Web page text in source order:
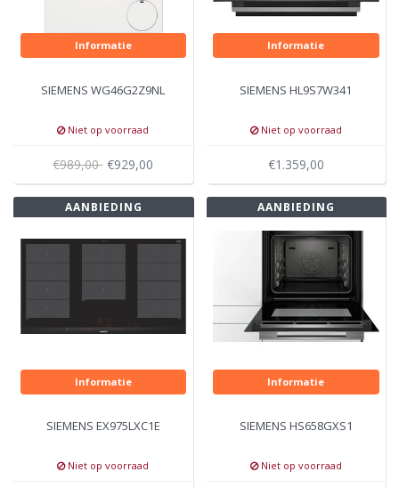
Informatie
SIEMENS WG46G2Z9NL
Niet op voorraad
€989,00 €929,00
Informatie
SIEMENS HL9S7W341
Niet op voorraad
€1.359,00
AANBIEDING
Informatie
SIEMENS EX975LXC1E
Niet op voorraad
AANBIEDING
Informatie
SIEMENS HS658GXS1
Niet op voorraad